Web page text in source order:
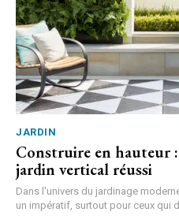
JARDIN
Construire en hauteur
jardin vertical réussi
Dans l'univers du jardinage
un impératif, surtout pour ceux qui